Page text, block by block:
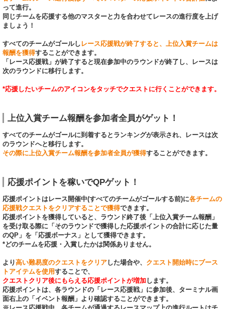
って進行。
同じチームを応援する他のマスターと力を合わせてレースの進行度を上げ
ましょう！
すべてのチームがゴールし レース応援戦が終了すると、上位入賞チームは
報酬を獲得することができます。
「レース応援戦」が終了すると現在参加中のラウンドが終了し、レースは
次のラウンドに移行します。
*応援したいチームのアイコンをタッチでクエストに行くことができます。
上位入賞チーム報酬を参加者全員がゲット！
すべてのチームがゴールに到着するとランキングが表示され、レースは次
のラウンドへと移行します。
その際に上位入賞チーム報酬を参加者全員が獲得することができます。
応援ポイントを稼いでQPゲット！
応援ポイントはレース開催中(すべてのチームがゴールする前)に各チームの
応援戦クエストをクリアすることで獲得できます。
応援ポイントを獲得していると、ラウンド終了後「上位入賞チーム報酬」
を受け取る際に「そのラウンドで獲得した応援ポイントの合計に応じた量
のQP」を「応援ボーナス」として獲得できます。
*どのチームを応援・入賞したかは関係ありません。
より高い難易度のクエストをクリアした場合や、 クエスト開始時にブース
トアイテムを使用することで、
クエストクリア後にもらえる応援ポイントが増加します。
応援ポイントは、各ラウンドの「レース応援戦」に参加後、ターミナル画
面右上の「イベント報酬」より確認することができます。